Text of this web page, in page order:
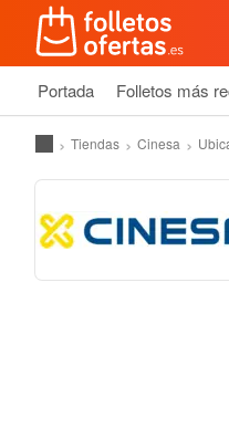
Portada Folletos más
Tiendas Cinesa